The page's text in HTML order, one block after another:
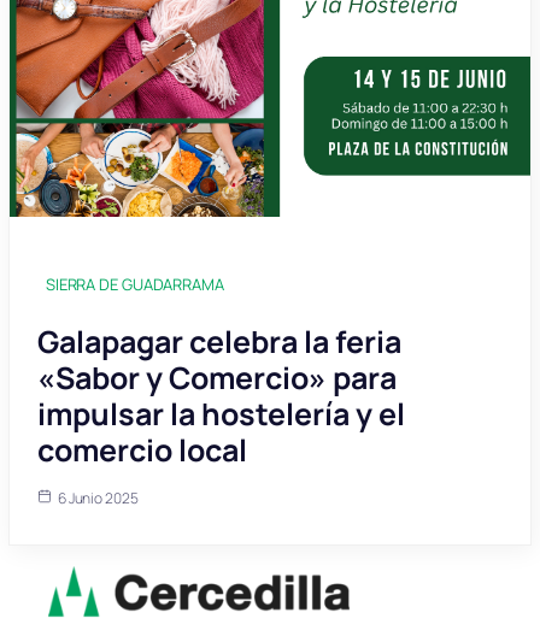
SIERRA DE GUADARRAMA
Galapagar celebra la feria
«Sabor y Comercio» para
impulsar la hostelería y el
comercio local
6 Junio 2025